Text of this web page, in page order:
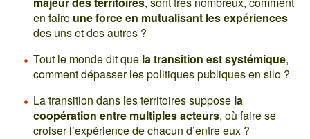
en faire une force en mutualisant les expériences
des uns et des autres ?
Tout le monde dit que la transition est systémique,
comment dépasser les politiques publiques en silo ?
La transition dans les territoires suppose la
coopération entre multiples acteurs, où faire se
croiser l’expérience de chacun d’entre eux ?